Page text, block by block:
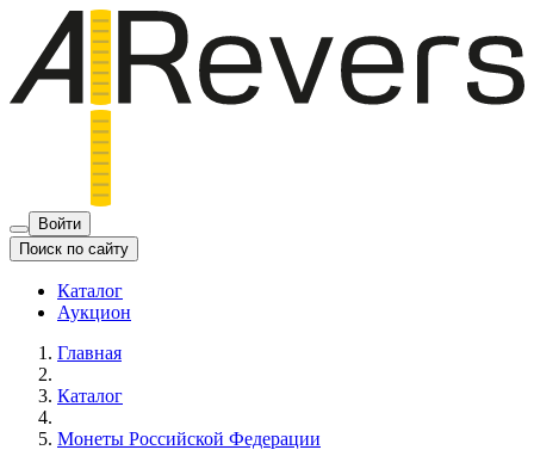
Войти
Поиск по сайту
Каталог
Аукцион
Главная
Каталог
Монеты Российской Федерации